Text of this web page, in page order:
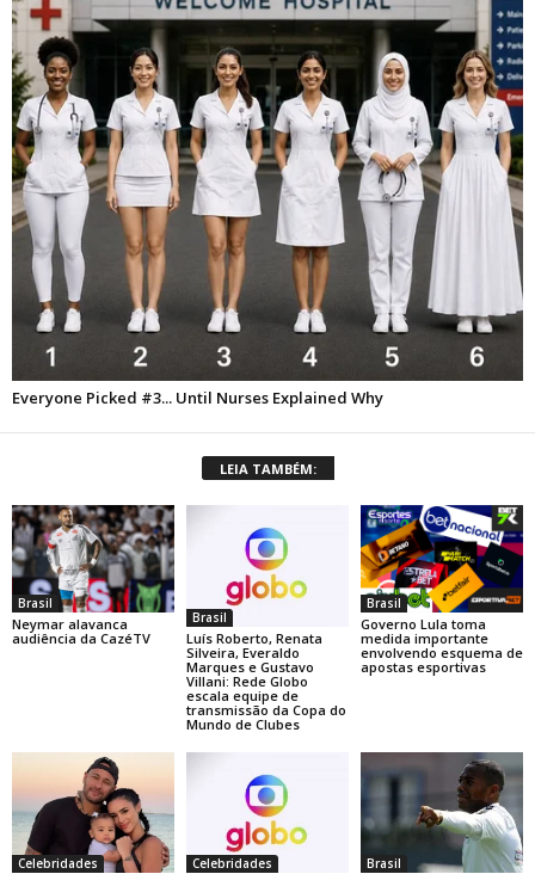
LEIA TAMBÉM:
Brasil
Neymar alavanca
audiência da CazéTV
Brasil
Luís Roberto, Renata
Silveira, Everaldo
Marques e Gustavo
Villani: Rede Globo
escala equipe de
transmissão da Copa do
Mundo de Clubes
Brasil
Governo Lula toma
medida importante
envolvendo esquema de
apostas esportivas
Celebridades Celebridades Brasil